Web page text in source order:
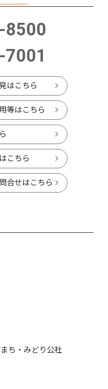
8500
はこちら
等はこちら
こちら
合せはこちら
ち・みどり公社